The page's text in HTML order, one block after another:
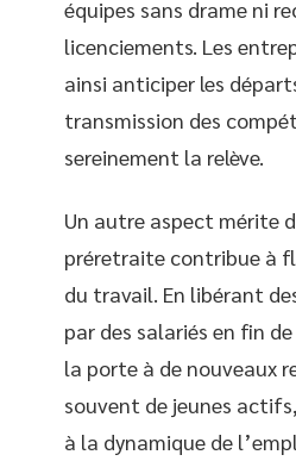
équipes sans drame ni
licenciements. Les
ainsi anticiper les
transmission des
sereinement la relève.
Un autre aspect mérite
préretraite contribue à
du travail. En libérant
par des salariés en fin
la porte à de nouveaux
souvent de jeunes
à la dynamique de